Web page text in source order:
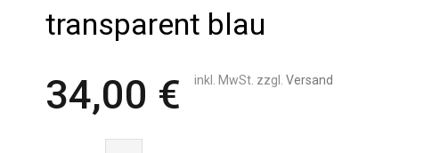
transparent blau
34,00 € inkl. MwSt. zzgl. Versand